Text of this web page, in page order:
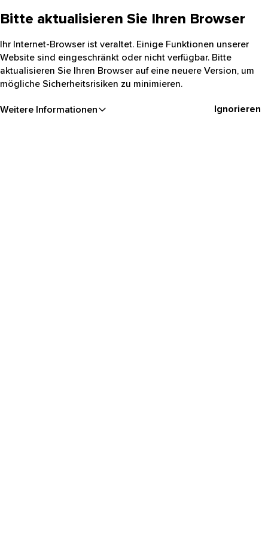
Bitte aktualisieren Sie Ihren Browser
Ihr Internet-Browser ist veraltet. Einige Funktionen unserer
Website sind eingeschränkt oder nicht verfügbar. Bitte
aktualisieren Sie Ihren Browser auf eine neuere Version, um
mögliche Sicherheitsrisiken zu minimieren.
Weitere Informationen Ignorieren